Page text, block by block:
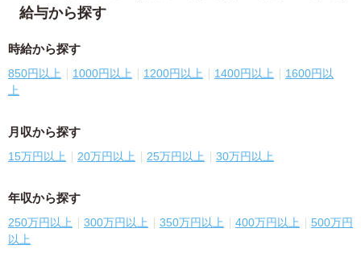
給与から探す
時給から探す
850円以上 1000円以上 1200円以上 1400円以上
1600円以
上
月収から探す
15万円以上 20万円以上 25万円以上 30万円以上
年収から探す
250万円以上 300万円以上 350万円以上 400万円以上
500万円
以上